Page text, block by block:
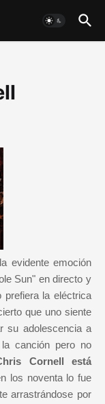
evidente emoción
Sun" en directo y
la eléctrica
que uno siente
su adolescencia a
canción pero no
Cornell está
los noventa lo fue
arrastrándose por